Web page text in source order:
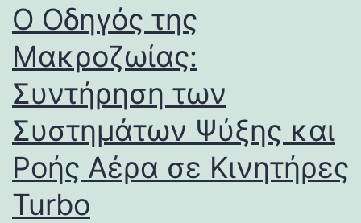
Ο Οδηγός της
Μακροζωίας:
Συντήρηση των
Συστημάτων Ψύξης και
Ροής Αέρα σε Κινητήρες
Turbo